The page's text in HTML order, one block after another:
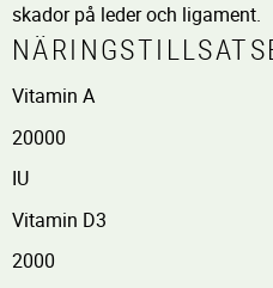
skador på leder och ligament.
Vitamin A
20000
IU
Vitamin D3
2000